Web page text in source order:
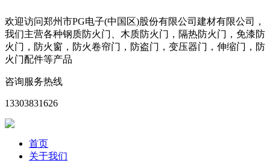
欢迎访问郑州市PG电子(中国区)股份有限公司建材有限公司，
我们主营各种钢质防火门、木质防火门，隔热防火门，免漆防
火门，防火窗，防火卷帘门，防盗门，变压器门，伸缩门，防
火门配件等产品
咨询服务热线
13303831626
首页
关于我们